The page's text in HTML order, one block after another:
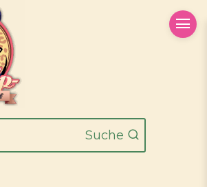
Suche